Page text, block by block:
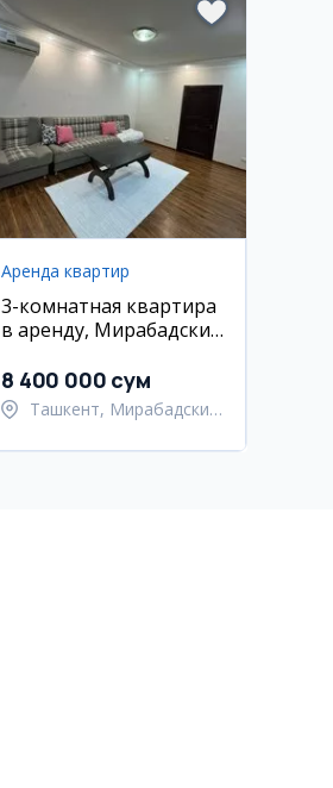
Аренда квартир
3-комнатная квартира
в аренду, Мирабадский
8 400 000 сум
Ташкент, Мирабадский